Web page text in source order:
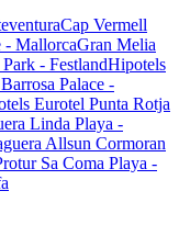
Cap Vermell
- MallorcaGran Melia
- FestlandHipotels
Palace -
Eurotel Punta Rotja
Linda Playa -
Allsun Cormoran
Sa Coma Playa -